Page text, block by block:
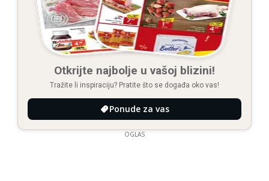
Otkrijte najbolje u vašoj blizini!
Tražite li inspiraciju? Pratite što se događa oko vas!
Ponude za vas
OGLAS